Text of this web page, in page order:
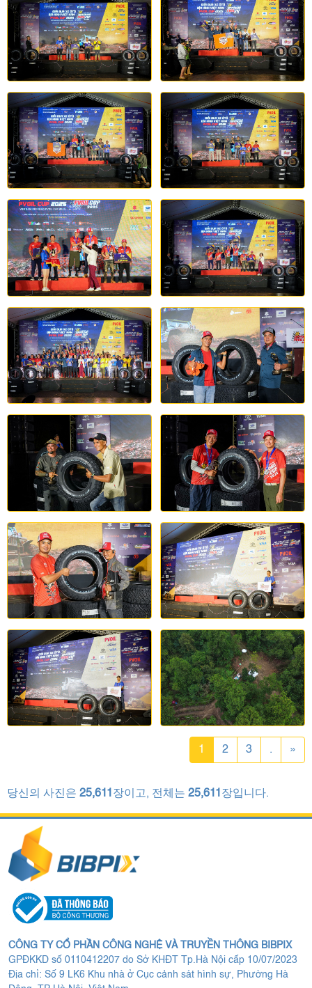
1 2 3 . »
당신의 사진은 25,611장이고, 전체는 25,611장입니다.
CÔNG TY CỔ PHẦN CÔNG NGHỆ VÀ TRUYỀN THÔNG BIBPIX
GPĐKKD số 0110412207 do Sở KHĐT Tp.Hà Nội cấp 10/07/2023
Địa chỉ: Số 9 LK6 Khu nhà ở Cục cảnh sát hình sự, Phường Hà